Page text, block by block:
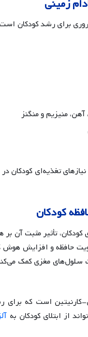
زمینی
منیزیم و منگنز
تغذیه‌ای کودکان
کودکان
کودکان، تأثیر مثبت آن
حافظه و افزایش
سلول‌های مغزی کمک
کارنیتین است که
از ابتلای کودکان به